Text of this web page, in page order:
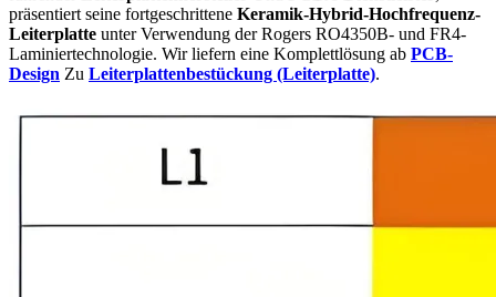
präsentiert seine fortgeschrittene Keramik-Hybrid-Hochfrequenz-
Leiterplatte unter Verwendung der Rogers RO4350B- und FR4-
Laminiertechnologie. Wir liefern eine Komplettlösung ab PCB-
Design Zu Leiterplattenbestückung (Leiterplatte).